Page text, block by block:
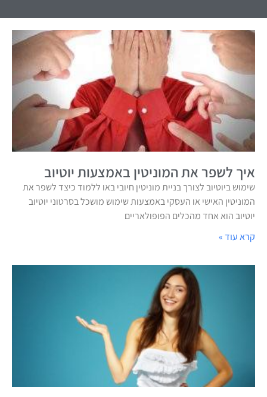
איך לשפר את המוניטין באמצעות יוטיוב
שימוש ביוטיוב לצורך בניית מוניטין חיובי באו ללמוד כיצד לשפר את
המוניטין האישי או העסקי באמצעות שימוש מושכל בסרטוני יוטיוב
יוטיוב הוא אחד מהכלים הפופולאריים
קרא עוד »